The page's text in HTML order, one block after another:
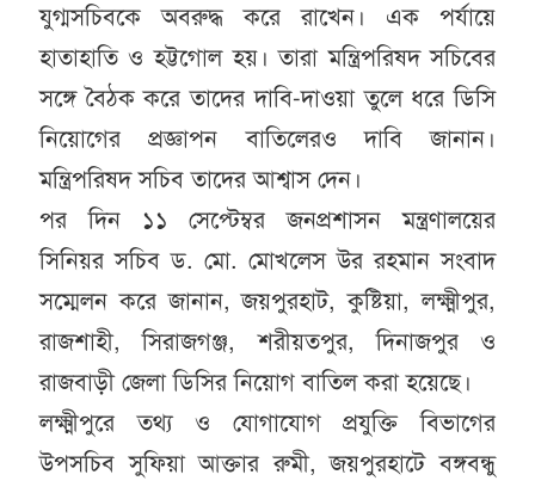
যুগ্মসচিবকে অবরুদ্ধ করে রাখেন। এক পর্যায়ে
হাতাহাতি ও হট্টগোল হয়। তারা মন্ত্রিপরিষদ সচিবের
সঙ্গে বৈঠক করে তাদের দাবি-দাওয়া তুলে ধরে ডিসি
নিয়োগের প্রজ্ঞাপন বাতিলেরও দাবি জানান।
মন্ত্রিপরিষদ সচিব তাদের আশ্বাস দেন।
পর দিন ১১ সেপ্টেম্বর জনপ্রশাসন মন্ত্রণালয়ের
সিনিয়র সচিব ড. মো. মোখলেস উর রহমান সংবাদ
সম্মেলন করে জানান, জয়পুরহাট, কুষ্টিয়া, লক্ষ্মীপুর,
রাজশাহী, সিরাজগঞ্জ, শরীয়তপুর, দিনাজপুর ও
রাজবাড়ী জেলা ডিসির নিয়োগ বাতিল করা হয়েছে।
লক্ষ্মীপুরে তথ্য ও যোগাযোগ প্রযুক্তি বিভাগের
উপসচিব সুফিয়া আক্তার রুমী, জয়পুরহাটে বঙ্গবন্ধু